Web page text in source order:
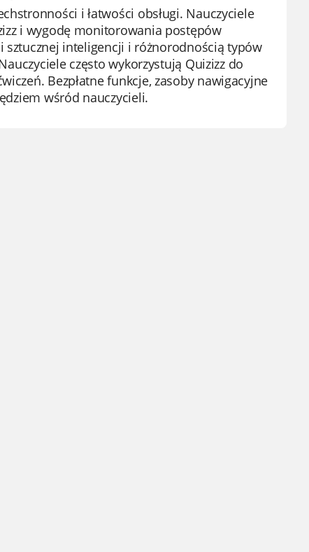
i łatwości obsługi. Nauczyciele
i wygodę monitorowania postępów
sztucznej inteligencji i różnorodnością typów
często wykorzystują Quizizz do
Bezpłatne funkcje, zasoby nawigacyjne
wśród nauczycieli.